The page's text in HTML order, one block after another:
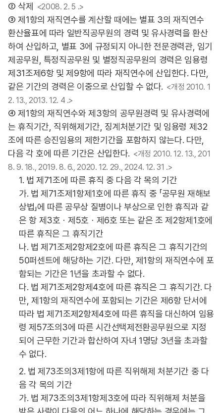
② 삭제 <2008. 2. 5 .>
③ 제1항의 재직연수를 계산할 때에는 별표 3의 재직연수
환산율표에 따라 일반직공무원의 경력 및 유사경력을 환산
하여 산입하고, 별표 3에 규정되지 아니한 전문경력관, 임기
제공무원, 특정직공무원 및 별정직공무원의 경력은 임용령
제31조제6항 및 제9항에 따라 재직연수에 산입한다. 다만,
같은 기간의 경력은 이중으로 산입할 수 없다. <개정 2010. 1
2. 13., 2013. 12. 4 .>
④ 제1항의 재직연수와 제3항의 공무원경력 및 유사경력에
는 휴직기간, 직위해제기간, 징계처분기간 및 임용령 제32
조에 따른 승진임용의 제한기간을 포함하지 않는다. 다만,
다음 각 호에 따른 기간은 산입한다. <개정 2010. 12. 13., 201
8. 9. 18., 2019. 8. 6., 2020. 12. 29., 2024. 12. 31 .>
1. 법 제71조에 따른 휴직 중 다음 각 목의 기간
가. 법 제71조제1항제1호에 따른 휴직 중 「공무원 재해보
상법」에 따른 공무상 질병이나 부상으로 인한 휴직과 같
은 항 제3호ㆍ제5호ㆍ제6호 또는 같은 조 제2항제1호에
따른 휴직은 그 휴직기간
나. 법 제71조제2항제2호에 따른 휴직은 그 휴직기간의
50퍼센트에 해당하는 기간. 다만, 제1항의 재직연수에 포
함되는 기간은 1년을 초과할 수 없다.
다. 법 제71조제2항제4호에 따른 휴직은 그 휴직기간. 다
만, 제1항의 재직연수에 포함되는 기간은 제6항 단서에
따라 법 제71조제2항제4호에 따른 휴직을 대신하여 임용
령 제57조의3에 따른 시간선택제전환공무원으로 지정
되어 근무한 기간과 합산하여 자녀 1명당 3년을 초과할
수 없다.
2. 법 제73조의3제1항에 따른 직위해제 처분기간 중 다
음 각 목의 기간
가. 법 제73조의3제1항제3호에 따라 직위해제 처분을